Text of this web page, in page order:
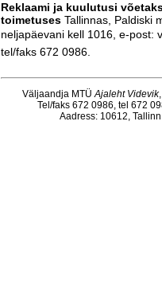
Reklaami ja kuulutusi
toimetuses Tallinnas, Paldiski
neljapäevani kell 1016, e-post:
tel/faks 672 0986.
Väljaandja MTÜAjaleht Videvik
Tel/faks 672 0986, tel 672
Aadress: 10612,